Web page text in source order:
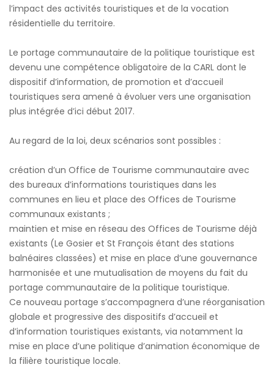
l’impact des activités touristiques et de la vocation
résidentielle du territoire.
Le portage communautaire de la politique touristique est
devenu une compétence obligatoire de la CARL dont le
dispositif d’information, de promotion et d’accueil
touristiques sera amené à évoluer vers une organisation
plus intégrée d’ici début 2017.
Au regard de la loi, deux scénarios sont possibles :
création d’un Office de Tourisme communautaire avec
des bureaux d’informations touristiques dans les
communes en lieu et place des Offices de Tourisme
communaux existants ;
maintien et mise en réseau des Offices de Tourisme déjà
existants (Le Gosier et St François étant des stations
balnéaires classées) et mise en place d’une gouvernance
harmonisée et une mutualisation de moyens du fait du
portage communautaire de la politique touristique.
Ce nouveau portage s’accompagnera d’une réorganisation
globale et progressive des dispositifs d’accueil et
d’information touristiques existants, via notamment la
mise en place d’une politique d’animation économique de
la filière touristique locale.